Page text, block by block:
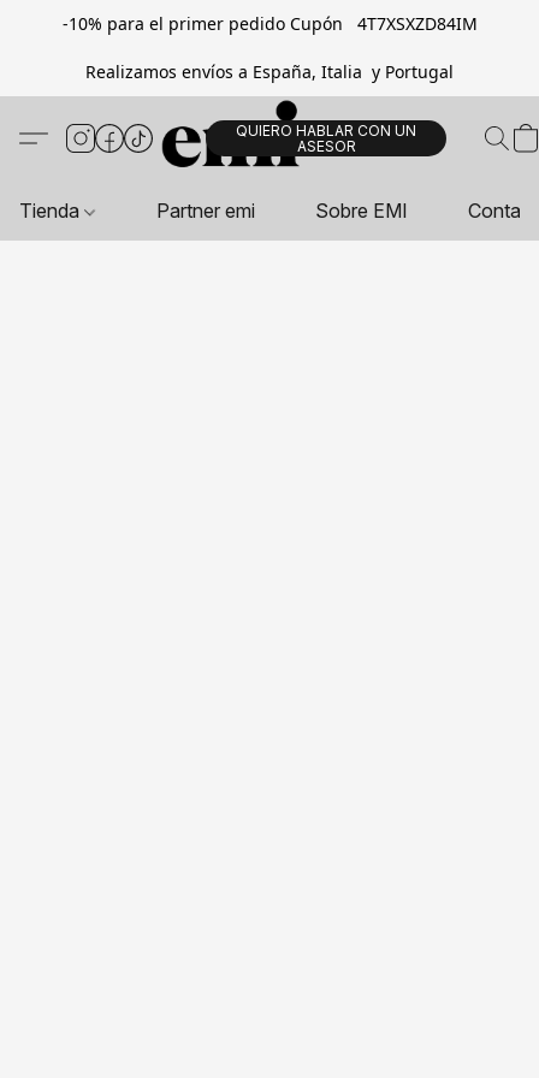
-10% para el primer pedido Cupón 4T7XSXZD84IM
Realizamos envíos a España, Italia y Portugal
QUIERO HABLAR CON UN
ASESOR
Tienda Partner emi Sobre EMI